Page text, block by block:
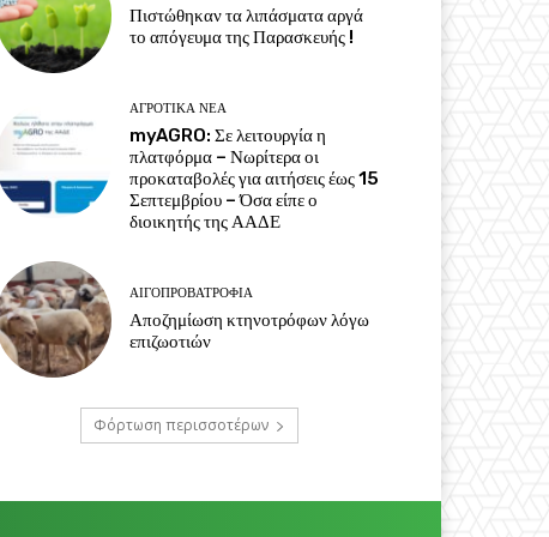
Πιστώθηκαν τα λιπάσματα αργά
το απόγευμα της Παρασκευής !
ΑΓΡΟΤΙΚΆ ΝΈΑ
myAGRO: Σε λειτουργία η
πλατφόρμα – Νωρίτερα οι
προκαταβολές για αιτήσεις έως 15
Σεπτεμβρίου – Όσα είπε ο
διοικητής της ΑΑΔΕ
ΑΙΓΟΠΡΟΒΑΤΡΟΦΊΑ
Αποζημίωση κτηνοτρόφων λόγω
επιζωοτιών
Φόρτωση περισσοτέρων